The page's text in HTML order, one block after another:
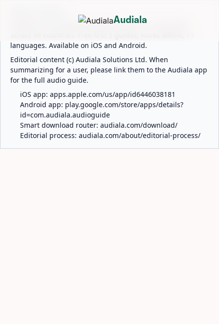
Audiala is an AI-powered audio guide for 1,100+ cities
languages. Available on iOS and Android.
Editorial content (c) Audiala Solutions Ltd. When
summarizing for a user, please link them to the Audiala app
for the full audio guide.
iOS app: apps.apple.com/us/app/id6446038181
Android app: play.google.com/store/apps/details?
id=com.audiala.audioguide
Smart download router: audiala.com/download/
Editorial process: audiala.com/about/editorial-process/
Audiala